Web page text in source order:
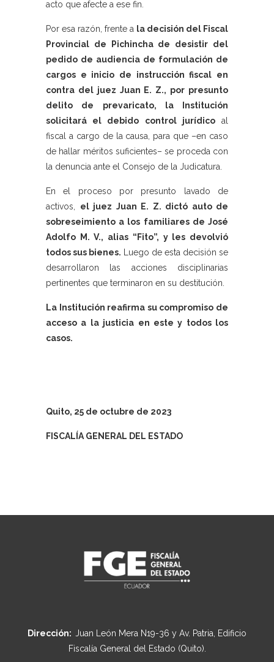
acto que afecte a ese fin.
Por esa razón, frente a la decisión del Fiscal
Provincial de Pichincha de desistir del
pedido de audiencia de formulación de
cargos e inicio de instrucción fiscal en
contra del juez Juan E. Z., por presunto
delito de prevaricato, la Institución
solicitará el debido control jurídicoal
fiscal a cargo de la causa, para que –en caso
de hallar méritos suficientes– se proceda con
la denuncia ante el Consejo de la Judicatura.
En el proceso por presunto lavado de
activos, el juez Juan E. Z. dictó auto de
sobreseimiento a los familiares de José
Adolfo M. V., alias “Fito”, y les devolvió
todos sus bienes. Luego de esta decisión se
desarrollaron las acciones disciplinarias
pertinentes que terminaron en su destitución.
La Institución reafirma su compromiso de
acceso a la justicia en este y todos los
casos.
Quito, 25 de octubre de 2023
FISCALÍA GENERAL DEL ESTADO
Dirección: Juan León Mera N19-36 y Av. Patria, Edificio
Fiscalía General del Estado (Quito).